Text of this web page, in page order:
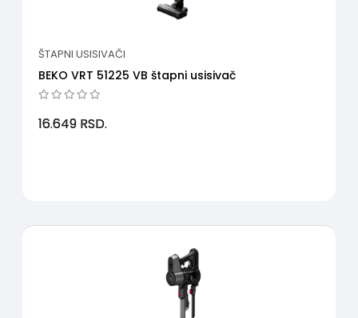
ŠTAPNI USISIVAČI
BEKO VRT 51225 VB štapni usisivač
16.649 RSD.